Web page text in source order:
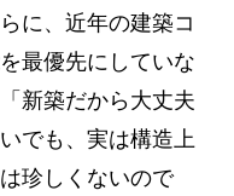
に、近年の建築コ
最優先にしていな
新築だから大丈夫
でも、実は構造上
珍しくないので